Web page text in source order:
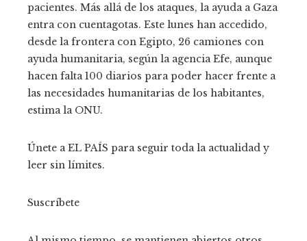
pacientes. Más allá de los ataques, la ayuda a Gaza
entra con cuentagotas. Este lunes han accedido,
desde la frontera con Egipto, 26 camiones con
ayuda humanitaria, según la agencia Efe, aunque
hacen falta 100 diarios para poder hacer frente a
las necesidades humanitarias de los habitantes,
estima la ONU.
Únete a EL PAÍS para seguir toda la actualidad y
leer sin límites.
Suscríbete